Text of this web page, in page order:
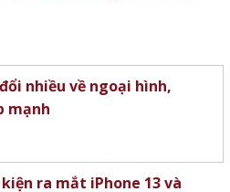
nhiều về ngoại hình,
mạnh
ra mắt iPhone 13 và